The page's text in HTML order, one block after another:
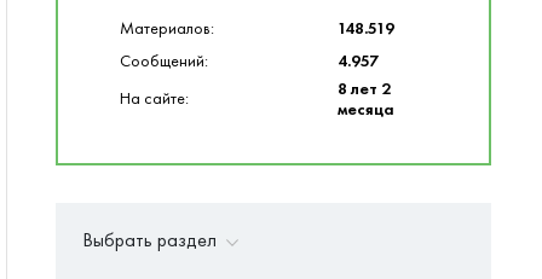
Материалов:
148.519
Сообщений:
4.957
На сайте:
8 лет 2
месяца
Выбрать раздел